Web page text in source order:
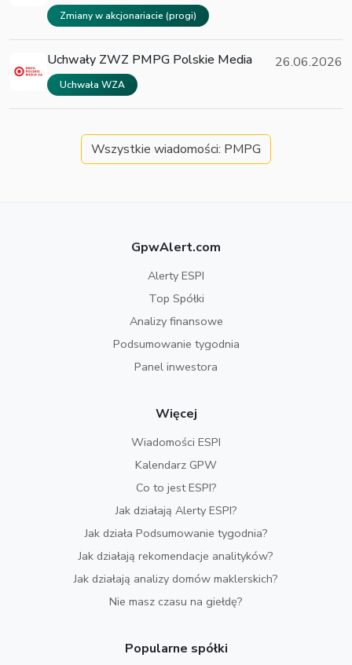
Zmiany w akcjonariacie (progi)
Uchwały ZWZ PMPG Polskie Media
Uchwała WZA
26.06.2026
Wszystkie wiadomości: PMPG
GpwAlert.com
Alerty ESPI
Top Spółki
Analizy finansowe
Podsumowanie tygodnia
Panel inwestora
Więcej
Wiadomości ESPI
Kalendarz GPW
Co to jest ESPI?
Jak działają Alerty ESPI?
Jak działa Podsumowanie tygodnia?
Jak działają rekomendacje analityków?
Jak działają analizy domów maklerskich?
Nie masz czasu na giełdę?
Popularne spółki